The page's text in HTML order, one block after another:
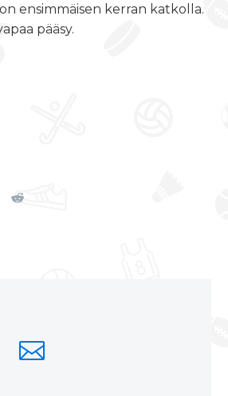
ensimmäisen kerran katkolla.
pääsy.